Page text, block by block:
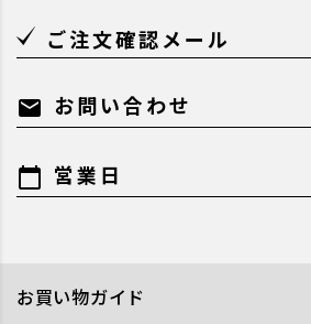
ご注文確認メール
mail お問い合わせ
calendar_today 営業日
お買い物ガイド